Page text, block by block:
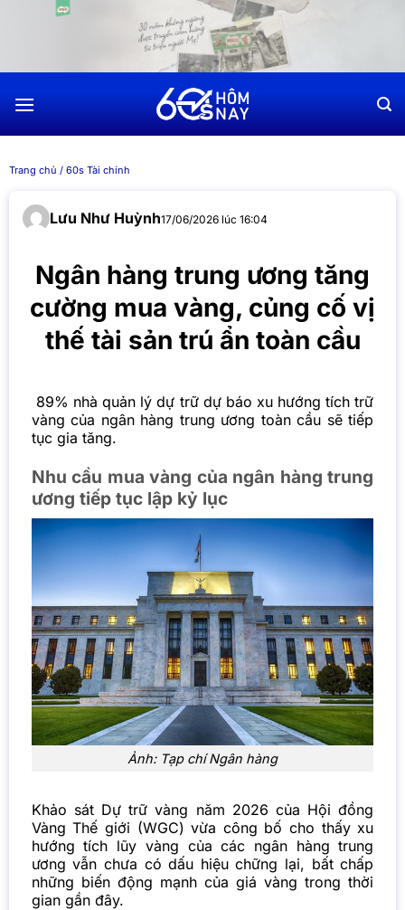
dung
Trang chủ / 60s Tài chính
Lưu Như Huỳnh17/06/2026 lúc 16:04
Ngân hàng trung ương tăng
cường mua vàng, củng cố vị
thế tài sản trú ẩn toàn cầu
89% nhà quản lý dự trữ dự báo xu hướng tích trữ
vàng của ngân hàng trung ương toàn cầu sẽ tiếp
tục gia tăng.
Nhu cầu mua vàng của ngân hàng trung
ương tiếp tục lập kỷ lục
Ảnh: Tạp chí Ngân hàng
Khảo sát Dự trữ vàng năm 2026 của Hội đồng
Vàng Thế giới (WGC) vừa công bố cho thấy xu
hướng tích lũy vàng của các ngân hàng trung
ương vẫn chưa có dấu hiệu chững lại, bất chấp
những biến động mạnh của giá vàng trong thời
gian gần đây.